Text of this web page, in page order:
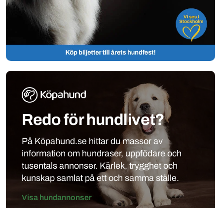
Redo för hundlivet?
På Köpahund.se hittar du massor av
information om hundraser, uppfödare och
tusentals annonser. Kärlek, trygghet och
kunskap samlat på ett och samma ställe.
Visa hundannonser